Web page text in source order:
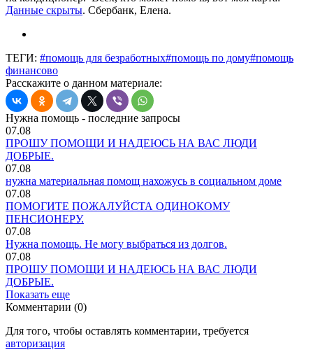
Данные скрыты. Сбербанк, Елена.
ТЕГИ: #помощь для безработных#помощь по дому#помощь
финансово
Расскажите о данном материале:
Нужна помощь - последние запросы
07.08
ПРОШУ ПОМОЩИ И НАДЕЮСЬ НА ВАС ЛЮДИ
ДОБРЫЕ.
07.08
нужна материальная помощ нахожусь в социальном доме
07.08
ПОМОГИТЕ ПОЖАЛУЙСТА ОДИНОКОМУ
ПЕНСИОНЕРУ.
07.08
Нужна помощь. Не могу выбраться из долгов.
07.08
ПРОШУ ПОМОЩИ И НАДЕЮСЬ НА ВАС ЛЮДИ
ДОБРЫЕ.
Показать еще
Комментарии (0)
Для того, чтобы оставлять комментарии, требуется
авторизация